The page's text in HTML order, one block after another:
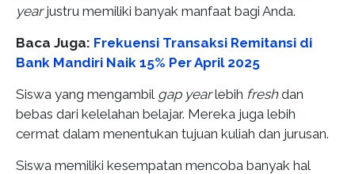
yearjustru memiliki banyak manfaat bagi Anda.
Baca Juga: Frekuensi Transaksi Remitansi di
Bank Mandiri Naik 15% Per April 2025
Siswa yang mengambil gap yearlebih freshdan
bebas dari kelelahan belajar. Mereka juga lebih
cermat dalam menentukan tujuan kuliah dan jurusan.
Siswa memiliki kesempatan mencoba banyak hal